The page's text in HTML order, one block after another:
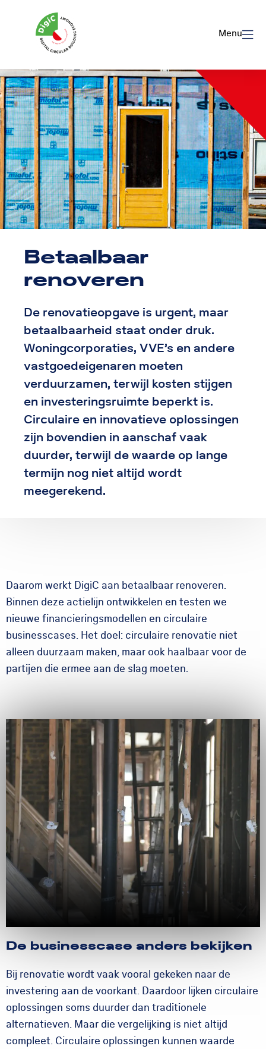
Utrecht
Menu
Betaalbaar
renoveren
De renovatieopgave is urgent, maar
betaalbaarheid staat onder druk.
Woningcorporaties, VVE’s en andere
vastgoedeigenaren moeten
verduurzamen, terwijl kosten stijgen
en investeringsruimte beperkt is.
Circulaire en innovatieve oplossingen
zijn bovendien in aanschaf vaak
duurder, terwijl de waarde op lange
termijn nog niet altijd wordt
meegerekend.
Daarom werkt DigiC aan betaalbaar renoveren.
Binnen deze actielijn ontwikkelen en testen we
nieuwe financieringsmodellen en circulaire
businesscases. Het doel: circulaire renovatie niet
alleen duurzaam maken, maar ook haalbaar voor de
partijen die ermee aan de slag moeten.
De businesscase anders bekijken
Bij renovatie wordt vaak vooral gekeken naar de
investering aan de voorkant. Daardoor lijken circulaire
oplossingen soms duurder dan traditionele
alternatieven. Maar die vergelijking is niet altijd
compleet. Circulaire oplossingen kunnen waarde